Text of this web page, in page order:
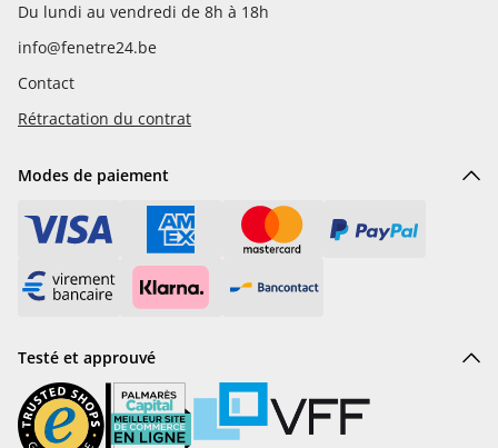
Du lundi au vendredi de 8h à 18h
info@fenetre24.be
Contact
Rétractation du contrat
Modes de paiement
Testé et approuvé